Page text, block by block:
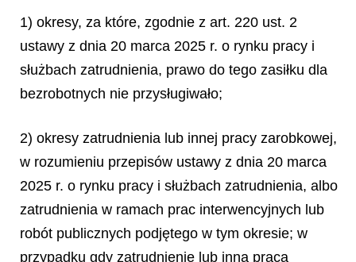
1) okresy, za które, zgodnie z art. 220 ust. 2
ustawy z dnia 20 marca 2025 r. o rynku pracy i
służbach zatrudnienia, prawo do tego zasiłku dla
bezrobotnych nie przysługiwało;
2) okresy zatrudnienia lub innej pracy zarobkowej,
w rozumieniu przepisów ustawy z dnia 20 marca
2025 r. o rynku pracy i służbach zatrudnienia, albo
zatrudnienia w ramach prac interwencyjnych lub
robót publicznych podjętego w tym okresie; w
przypadku gdy zatrudnienie lub inna praca